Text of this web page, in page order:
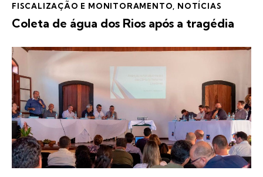
FISCALIZAÇÃO E MONITORAMENTO NOTÍCIAS
Coleta de água dos Rios após a tragédia